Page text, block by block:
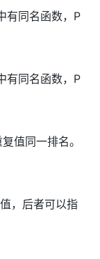
有同名函数，P
有同名函数，P
值同一排名。
，后者可以指